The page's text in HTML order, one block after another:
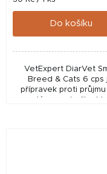
cena:
Do košíku
VetExpert DiarVet
Breed & Cats 6 cps
přípravek proti
malé psy a kočky,